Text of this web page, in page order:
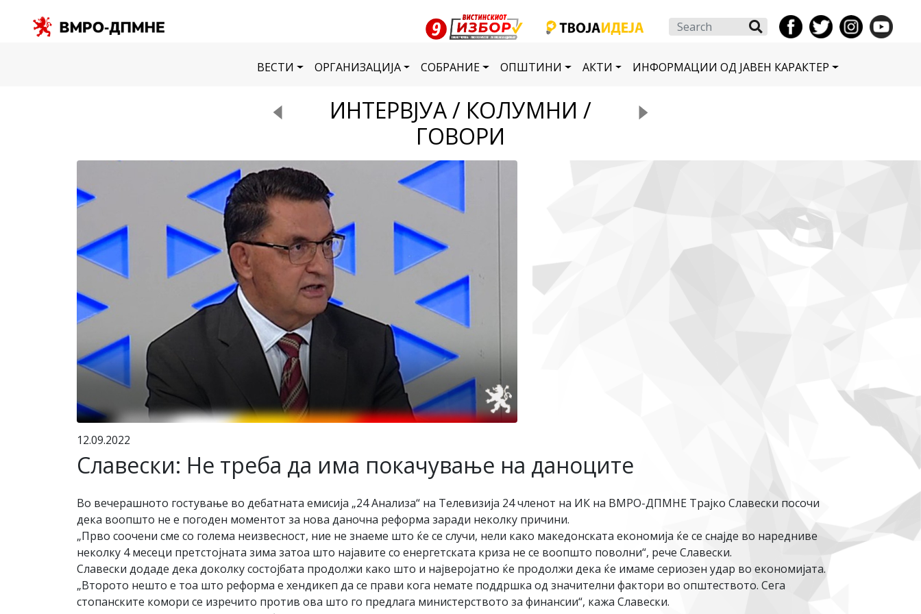
Search
ВЕСТИ ОРГАНИЗАЦИЈА СОБРАНИЕ ОПШТИНИ АКТИ ИНФОРМАЦИИ ОД ЈАВЕН КАРАКТЕР
ИНТЕРВЈУА / КОЛУМНИ /
ГОВОРИ
12.09.2022
Славески: Не треба да има покачување на даноците
Во вечерашното гостување во дебатната емисија „24 Анализа“ на Телевизија 24 членот на ИК на ВМРО-ДПМНЕ Трајко Славески посочи
дека воопшто не е погоден моментот за нова даночна реформа заради неколку причини.
„Прво соочени сме со голема неизвесност, ние не знаеме што ќе се случи, нели како македонската економија ќе се снајде во наредниве
неколку 4 месеци претстојната зима затоа што најавите со енергетската криза не се воопшто поволни“, рече Славески.
Славески додаде дека доколку состојбата продолжи како што и најверојатно ќе продолжи дека ќе имаме сериозен удар во економијата.
„Второто нешто е тоа што реформа е хендикеп да се прави кога немате поддршка од значителни фактори во општеството. Сега
стопанските комори се изречито против ова што го предлага министерството за финансии“, кажа Славески.